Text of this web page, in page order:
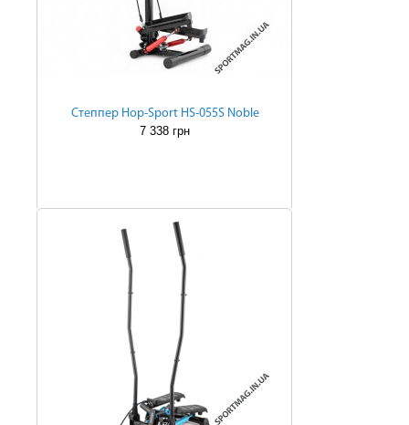
Степпер Hop-Sport HS-055S Noble
7 338 грн